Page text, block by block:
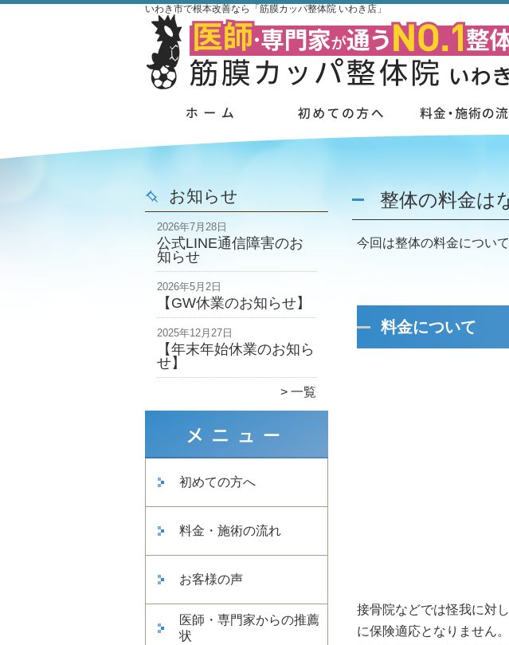
いわき市で根本改善なら「筋膜カッパ整体院 いわき店」
お知らせ
2026年7月28日
公式LINE通信障害のお
知らせ
2026年5月2日
【GW休業のお知らせ】
2025年12月27日
【年末年始休業のお知ら
せ】
一覧
初めての方へ
料金・施術の流れ
お客様の声
医師・専門家からの推薦
状
整体の料金は
今回は整体の料金につい
料金について
接骨院などでは怪我に対
に保険適応となりません